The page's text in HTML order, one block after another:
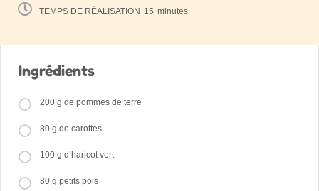
TEMPS DE RÉALISATION 15 minutes
Ingrédients
200 g de pommes de terre
80 g de carottes
100 g d’haricot vert
80 g petits pois